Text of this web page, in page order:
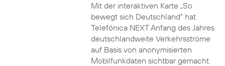
Mit der interaktiven Karte „So
bewegt sich Deutschland“ hat
Telefónica NEXT Anfang des Jahres
deutschlandweite Verkehrsströme
auf Basis von anonymisierten
Mobilfunkdaten sichtbar gemacht.